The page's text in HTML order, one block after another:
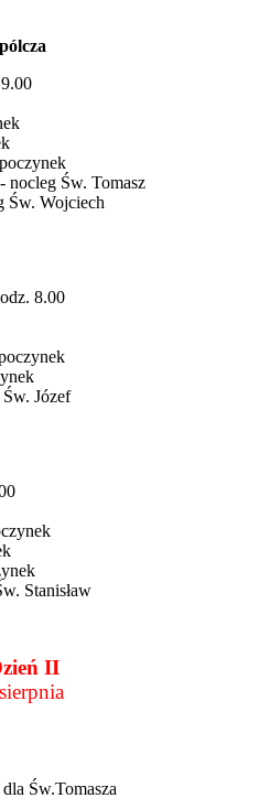
nocleg Św. Tomasz
Św. Wojciech
8.00
Józef
Stanisław
II
Św.Tomasza